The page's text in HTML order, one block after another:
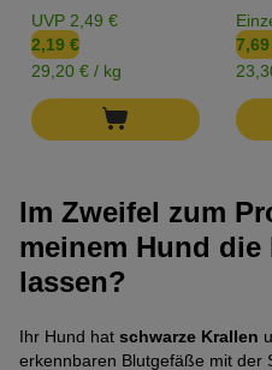
UVP 2,49 €
2,19 €
29,20 € / kg
Im Zweifel zum
meinem Hund
lassen?
Ihr Hund hat schwarze Krallen
erkennbaren Blutgefäße mit der